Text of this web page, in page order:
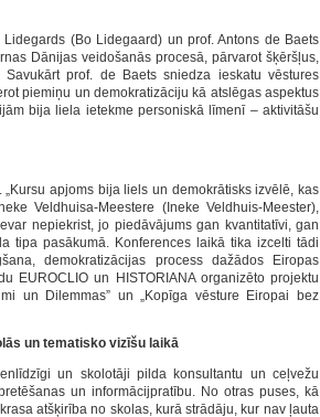
(Bo Lidegaard) un prof. Antons de Baets
Dānijas veidošanās procesā, pārvarot šķēršļus,
Savukārt prof. de Baets sniedza ieskatu vēstures
piemiņu un demokratizāciju kā atslēgas aspektus
bija liela ietekme personiskā līmenī – aktivitāšu
apjoms bija liels un demokrātisks izvēlē, kas
Veldhuisa-Meestere (Ineke Veldhuis-Meester),
nepiekrist, jo piedāvājums gan kvantitatīvi, gan
tipa pasākumā. Konferences laikā tika izcelti tādi
demokratizācijas process dažādos Eiropas
EUROCLIO un HISTORIANA organizēto projektu
un Dilemmas” un „Kopīga vēsture Eiropai bez
un tematisko vizīšu laikā
un skolotāji pilda konsultantu un ceļvežu
un informācijpratību. No otras puses, kā
atšķirība no skolas, kurā strādāju, kur nav ļauta